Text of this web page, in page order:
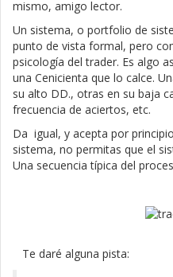
mismo, amigo lector.
Un sistema, o portfolio de
punto de vista formal, pero
psicología del trader. Es algo
una Cenicienta que lo calce.
su alto DD., otras en su baja
frecuencia de aciertos, etc.
Da igual, y acepta por
sistema, no permitas que el
Una secuencia típica del
Te daré alguna pista: